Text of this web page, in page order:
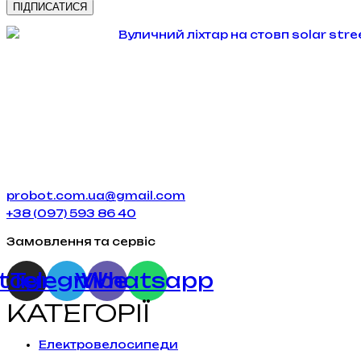
probot.com.ua@gmail.com
+38 (097) 593 86 40
Замовлення та сервіс
Telegram
Viber
Whatsapp
КАТЕГОРІЇ
Електровелосипеди